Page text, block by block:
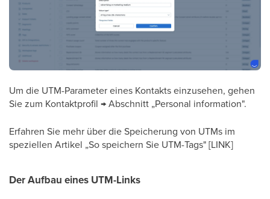
Um die UTM-Parameter eines Kontakts einzusehen, gehen
Sie zum Kontaktprofil → Abschnitt „Personal information".
Erfahren Sie mehr über die Speicherung von UTMs im
speziellen Artikel „So speichern Sie UTM-Tags" [LINK]
Der Aufbau eines UTM-Links